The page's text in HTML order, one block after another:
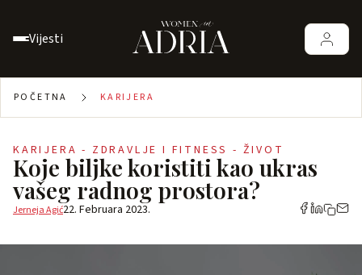
Vijesti
POČETNA KARIJERA
KARIJERA - ZDRAVLJE I FITNESS - ŽIVOT
Koje biljke koristiti kao ukras
vašeg radnog prostora?
Jerneja Agić22. Februara 2023.